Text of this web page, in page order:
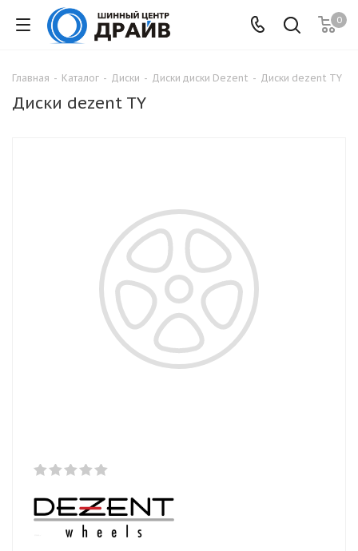
0
Главная - Каталог - Диски - Диски диски Dezent - Диски dezent TY
Диски dezent TY